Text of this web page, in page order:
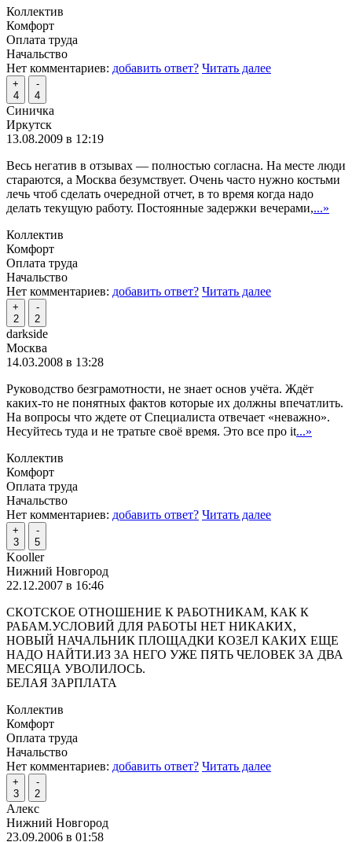
Коллектив
Комфорт
Оплата труда
Начальство
Нет комментариев: добавить ответ? Читать далее
+
4
-
4
Синичка
Иркутск
13.08.2009 в 12:19
Весь негатив в отзывах — полностью согласна. На месте люди
стараются, а Москва безумствует. Очень часто нужно костьми
лечь чтоб сделать очередной отчет, в то время когда надо
делать текущую работу. Постоянные задержки вечерами,...»
Коллектив
Комфорт
Оплата труда
Начальство
Нет комментариев: добавить ответ? Читать далее
+
2
-
2
darkside
Москва
14.03.2008 в 13:28
Руководство безграмотности, не знает основ учёта. Ждёт
каких-то не понятных фактов которые их должны впечатлить.
На вопросы что ждете от Специалиста отвечает «неважно».
Несуйтесь туда и не тратьте своё время. Это все про it...»
Коллектив
Комфорт
Оплата труда
Начальство
Нет комментариев: добавить ответ? Читать далее
+
3
-
5
Kooller
Нижний Новгород
22.12.2007 в 16:46
СКОТСКОЕ ОТНОШЕНИЕ К РАБОТНИКАМ, КАК К
РАБАМ.УСЛОВИЙ ДЛЯ РАБОТЫ НЕТ НИКАКИХ,
НОВЫЙ НАЧАЛЬНИК ПЛОЩАДКИ КОЗЕЛ КАКИХ ЕЩЕ
НАДО НАЙТИ.ИЗ ЗА НЕГО УЖЕ ПЯТЬ ЧЕЛОВЕК ЗА ДВА
МЕСЯЦА УВОЛИЛОСЬ.
БЕЛАЯ ЗАРПЛАТА
Коллектив
Комфорт
Оплата труда
Начальство
Нет комментариев: добавить ответ? Читать далее
+
3
-
2
Алекс
Нижний Новгород
23.09.2006 в 01:58